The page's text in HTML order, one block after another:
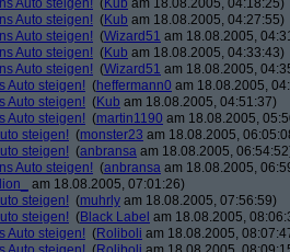
Auto steigen! (Kub am 18.08.2005, 04:18:25)
Auto steigen! (Kub am 18.08.2005, 04:27:55)
Auto steigen! (Wizard51 am 18.08.2005,
Auto steigen! (Kub am 18.08.2005, 04:33:43)
Auto steigen! (Wizard51 am 18.08.2005,
Auto steigen! (heffermann0 am 18.08.2005,
Auto steigen! (Kub am 18.08.2005, 04:51:37)
Auto steigen! (martin1190 am 18.08.2005,
steigen! (monster23 am 18.08.2005,
steigen! (anbransa am 18.08.2005,
Auto steigen! (anbransa am 18.08.2005,
_lion_
am 18.08.2005, 07:01:26)
steigen! (muhrly am 18.08.2005, 07:56:59)
steigen! (Black Label am 18.08.2005,
Auto steigen! (Roliboli am 18.08.2005,